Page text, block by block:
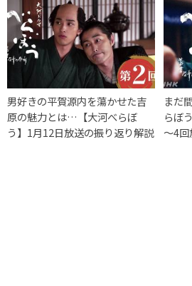
男好きの平賀源内を蕩かせた吉
原の魅力とは…【大河べらぼ
う】1月12日放送の振り返り解説
まだ
らぼ
～4回